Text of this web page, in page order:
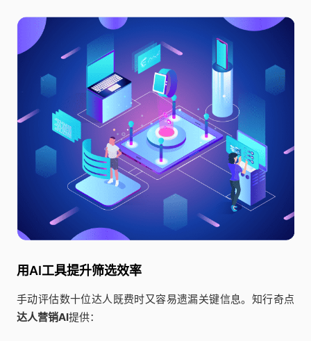
用AI工具提升筛选效率
手动评估数十位达人既费时又容易遗漏关键信息。知行奇点
达人营销AI提供：